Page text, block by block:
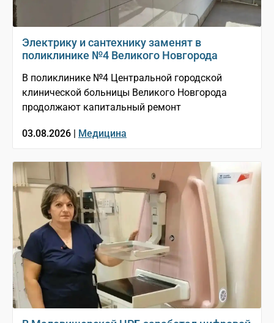
Электрику и сантехнику заменят в
поликлинике №4 Великого Новгорода
В поликлинике №4 Центральной городской
клинической больницы Великого Новгорода
продолжают капитальный ремонт
03.08.2026 | Медицина